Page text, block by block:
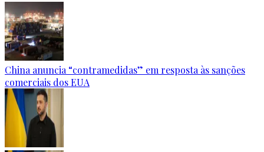
China anuncia “contramedidas” em resposta às sanções
comerciais dos EUA